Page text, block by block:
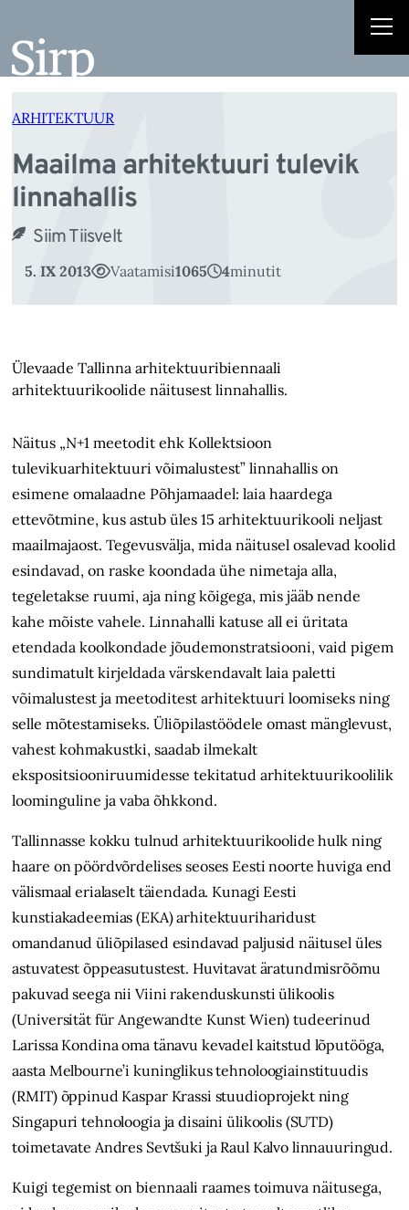
juurde
ARHITEKTUUR
Maailma arhitektuuri tulevik
linnahallis
Siim Tiisvelt
5. IX 2013 Vaatamisi1065 4minutit
Ülevaade Tallinna arhitektuuribiennaali
arhitektuurikoolide näitusest linnahallis.
Näitus „N+1 meetodit ehk Kollektsioon
tulevikuarhitektuuri võimalustest” linnahallis on
esimene omalaadne Põhjamaadel: laia haardega
ettevõtmine, kus astub üles 15 arhitektuurikooli neljast
maailmajaost. Tegevusvälja, mida näitusel osalevad koolid
esindavad, on raske koondada ühe nimetaja alla,
tegeletakse ruumi, aja ning kõigega, mis jääb nende
kahe mõiste vahele. Linnahalli katuse all ei üritata
etendada koolkondade jõudemonstratsiooni, vaid pigem
sundimatult kirjeldada värskendavalt laia paletti
võimalustest ja meetoditest arhitektuuri loomiseks ning
selle mõtestamiseks. Üliõpilastöödele omast mänglevust,
vahest kohmakustki, saadab ilmekalt
ekspositsiooniruumidesse tekitatud arhitektuurikoolilik
loominguline ja vaba õhkkond.
Tallinnasse kokku tulnud arhitektuurikoolide hulk ning
haare on pöördvõrdelises seoses Eesti noorte huviga end
välismaal erialaselt täiendada. Kunagi Eesti
kunstiakadeemias (EKA) arhitektuuriharidust
omandanud üliõpilased esindavad paljusid näitusel üles
astuvatest õppeasutustest. Huvitavat äratundmisrõõmu
pakuvad seega nii Viini rakenduskunsti ülikoolis
(Universität für Angewandte Kunst Wien) tudeerinud
Larissa Kondina oma tänavu kevadel kaitstud lõputööga,
aasta Melbourne’i kuning­likus tehnoloogiainstituudis
(RMIT) õppinud Kaspar Krassi stuudioprojekt ning
Singapuri tehnoloogia ja disaini ülikoolis (SUTD)
toimetavate Andres Sevtšuki ja Raul Kalvo linnauuringud.
Kuigi tegemist on biennaali raames toimuva näitusega,